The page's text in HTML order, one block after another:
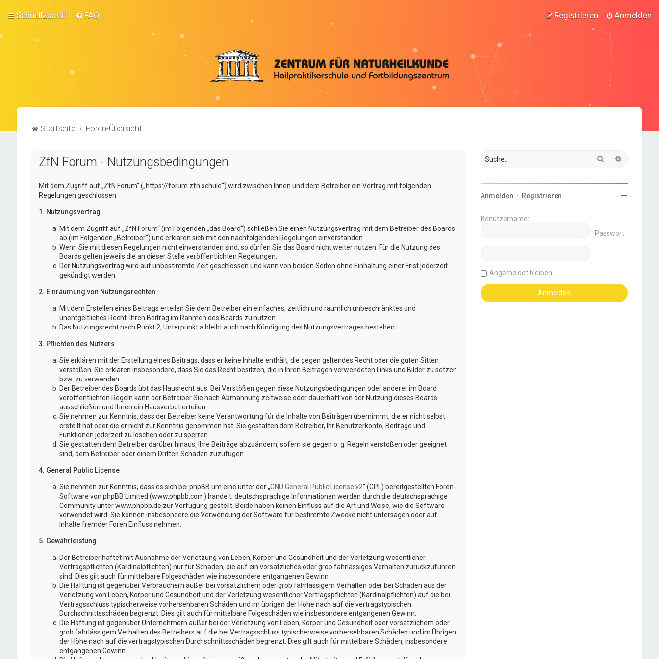
Schnellzugriff FAQ Anmelden
Registrieren
Startseite Foren-Übersicht
ZfN Forum - Nutzungsbedingungen
Mit dem Zugriff auf „ZfN Forum“ („https://forum.zfn.schule“) wird zwischen Ihnen und dem Betreiber ein Vertrag mit folgenden
Regelungen geschlossen:
1. Nutzungsvertrag
Mit dem Zugriff auf „ZfN Forum“ (im Folgenden „das Board“) schließen Sie einen Nutzungsvertrag mit dem Betreiber des Boards
ab (im Folgenden „Betreiber“) und erklären sich mit den nachfolgenden Regelungen einverstanden.
Wenn Sie mit diesen Regelungen nicht einverstanden sind, so dürfen Sie das Board nicht weiter nutzen. Für die Nutzung des
Boards gelten jeweils die an dieser Stelle veröffentlichten Regelungen.
Der Nutzungsvertrag wird auf unbestimmte Zeit geschlossen und kann von beiden Seiten ohne Einhaltung einer Frist jederzeit
gekündigt werden.
2. Einräumung von Nutzungsrechten
Mit dem Erstellen eines Beitrags erteilen Sie dem Betreiber ein einfaches, zeitlich und räumlich unbeschränktes und
unentgeltliches Recht, Ihren Beitrag im Rahmen des Boards zu nutzen.
Das Nutzungsrecht nach Punkt 2, Unterpunkt a bleibt auch nach Kündigung des Nutzungsvertrages bestehen.
3. Pflichten des Nutzers
Sie erklären mit der Erstellung eines Beitrags, dass er keine Inhalte enthält, die gegen geltendes Recht oder die guten Sitten
verstoßen. Sie erklären insbesondere, dass Sie das Recht besitzen, die in Ihren Beiträgen verwendeten Links und Bilder zu setzen
bzw. zu verwenden.
Der Betreiber des Boards übt das Hausrecht aus. Bei Verstößen gegen diese Nutzungsbedingungen oder anderer im Board
veröffentlichten Regeln kann der Betreiber Sie nach Abmahnung zeitweise oder dauerhaft von der Nutzung dieses Boards
ausschließen und Ihnen ein Hausverbot erteilen.
Sie nehmen zur Kenntnis, dass der Betreiber keine Verantwortung für die Inhalte von Beiträgen übernimmt, die er nicht selbst
erstellt hat oder die er nicht zur Kenntnis genommen hat. Sie gestatten dem Betreiber, Ihr Benutzerkonto, Beiträge und
Funktionen jederzeit zu löschen oder zu sperren.
Sie gestatten dem Betreiber darüber hinaus, Ihre Beiträge abzuändern, sofern sie gegen o. g. Regeln verstoßen oder geeignet
sind, dem Betreiber oder einem Dritten Schaden zuzufügen.
4. General Public License
Sie nehmen zur Kenntnis, dass es sich bei phpBB um eine unter der „GNU General Public License v2“ (GPL) bereitgestellten Foren-
Software von phpBB Limited (www.phpbb.com) handelt; deutschsprachige Informationen werden durch die deutschsprachige
Community unter www.phpbb.de zur Verfügung gestellt. Beide haben keinen Einfluss auf die Art und Weise, wie die Software
verwendet wird. Sie können insbesondere die Verwendung der Software für bestimmte Zwecke nicht untersagen oder auf
Inhalte fremder Foren Einfluss nehmen.
5. Gewährleistung
Der Betreiber haftet mit Ausnahme der Verletzung von Leben, Körper und Gesundheit und der Verletzung wesentlicher
Vertragspflichten (Kardinalpflichten) nur für Schäden, die auf ein vorsätzliches oder grob fahrlässiges Verhalten zurückzuführen
sind. Dies gilt auch für mittelbare Folgeschäden wie insbesondere entgangenen Gewinn.
Die Haftung ist gegenüber Verbrauchern außer bei vorsätzlichem oder grob fahrlässigem Verhalten oder bei Schäden aus der
Verletzung von Leben, Körper und Gesundheit und der Verletzung wesentlicher Vertragspflichten (Kardinalpflichten) auf die bei
Vertragsschluss typischerweise vorhersehbaren Schäden und im übrigen der Höhe nach auf die vertragstypischen
Durchschnittsschäden begrenzt. Dies gilt auch für mittelbare Folgeschäden wie insbesondere entgangenen Gewinn.
Die Haftung ist gegenüber Unternehmern außer bei der Verletzung von Leben, Körper und Gesundheit oder vorsätzlichem oder
grob fahrlässigem Verhalten des Betreibers auf die bei Vertragsschluss typischerweise vorhersehbaren Schäden und im Übrigen
der Höhe nach auf die vertragstypischen Durchschnittsschäden begrenzt. Dies gilt auch für mittelbare Schäden, insbesondere
entgangenen Gewinn.
Suche
Anmelden • Registrieren
Benutzername:
Passwort:
Angemeldet bleiben